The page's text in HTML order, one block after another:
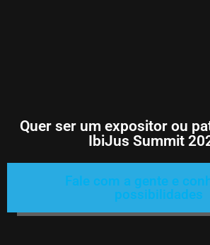
Quer ser um expositor ou
IbiJus Summit
Fale com a gente e
possibilidades